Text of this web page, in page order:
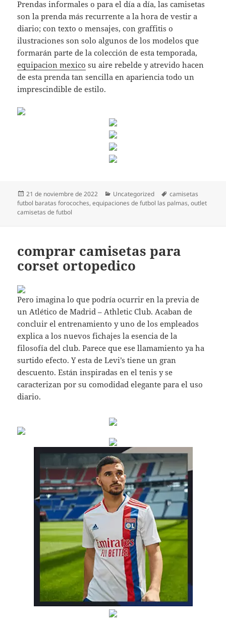
Prendas informales o para el día a día, las camisetas
son la prenda más recurrente a la hora de vestir a
diario; con texto o mensajes, con graffitis o
ilustraciones son solo algunos de los modelos que
formarán parte de la colección de esta temporada,
equipacion mexico su aire rebelde y atrevido hacen
de esta prenda tan sencilla en apariencia todo un
imprescindible de estilo.
Publicado
el
21 de noviembre de 2022 Categorías
Uncategorized Etiquetas
camisetas
futbol baratas forocoches,equipaciones de futbol las palmas,outlet
camisetas de futbol
comprar camisetas para
corset ortopedico
Pero imagina lo que podría ocurrir en la previa de
un Atlético de Madrid – Athletic Club. Acaban de
concluir el entrenamiento y uno de los empleados
explica a los nuevos fichajes la esencia de la
filosofía del club. Parece que ese llamamiento ya ha
surtido efecto. Y esta de Levi’s tiene un gran
descuento. Están inspiradas en el tenis y se
caracterizan por su comodidad elegante para el uso
diario.